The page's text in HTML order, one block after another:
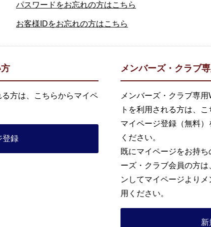
パスワードをお忘れの方はこちら
お客様IDをお忘れの方はこちら
方は、こちらからマイペ
登録
メンバーズ・クラブ
メンバーズ・クラブ専用
トを利用される方は、こ
マイページ登録（無料）
ください。
既にマイページをお持ち
ーズ・クラブ会員の方は
ンしてマイページより
用ください。
新